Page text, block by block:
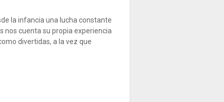
la infancia una lucha constante
nos cuenta su propia experiencia
divertidas, a la vez que